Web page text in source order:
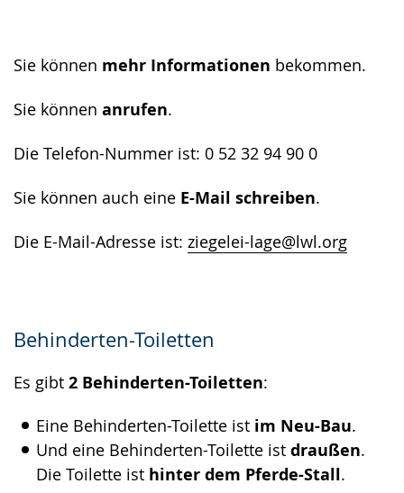
Sie können mehr Informationen bekommen.
Sie können anrufen.
Die Telefon-Nummer ist: 0 52 32 94 90 0
Sie können auch eine E-Mail schreiben.
Die E-Mail-Adresse ist: ziegelei-lage@lwl.org
Behinderten-Toiletten
Es gibt 2 Behinderten-Toiletten:
Eine Behinderten-Toilette ist im Neu-Bau.
Und eine Behinderten-Toilette ist draußen.
​​​​​​​Die Toilette ist hinter dem Pferde-Stall.